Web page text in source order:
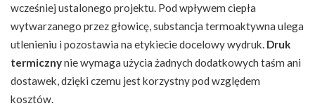
wcześniej ustalonego projektu. Pod wpływem ciepła
wytwarzanego przez głowicę, substancja termoaktywna ulega
utlenieniu i pozostawia na etykiecie docelowy wydruk. Druk
termicznynie wymaga użycia żadnych dodatkowych taśm ani
dostawek, dzięki czemu jest korzystny pod względem
kosztów.